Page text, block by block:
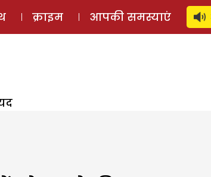
ऑडियो स्टोरी लॉग इन ⚲
क्राइम आपकी समस्याएं